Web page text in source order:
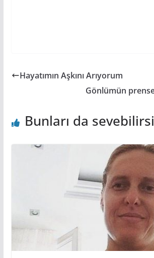
Hayatımın Aşkını Arıyorum
Gönlümün
Bunları da